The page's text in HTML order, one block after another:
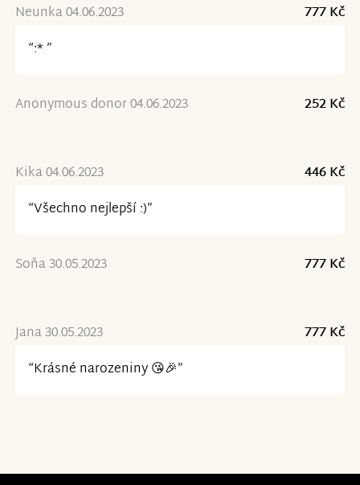
Neunka 04.06.2023
777 Kč
“:* ”
Anonymous donor 04.06.2023 252 Kč
Kika 04.06.2023
446 Kč
“Všechno nejlepší :)”
Soňa 30.05.2023 777 Kč
Jana 30.05.2023
777 Kč
“Krásné narozeniny 😘🎉”